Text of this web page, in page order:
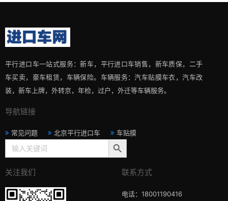
平行进口车一站式服务：新车，平行进口车销售，新车质保，二手
车买卖，豪车租赁，车辆保险。车辆服务：汽车贴膜车衣，汽车改
装，新车上牌，外转京，年检，过户，外迁等车辆服务。
导航链接
常见问题 北京平行进口车
车贴膜
Search
for:
搜索按钮
关注我们 联系方式
电话：18001190416